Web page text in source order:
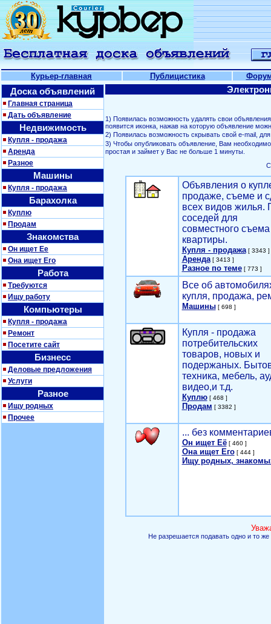
Курьер-главная Публицистика
Доска объявлений
Главная страница
Дать объявление
Недвижимость
Купля - продажа
Аренда
Разное
Машины
Купля - продажа
Барахолка
Куплю
Продам
Знакомства
Он ищет Ее
Она ищет Его
Работа
Требуются
Ищу работу
Компьютеры
Купля - продажа
Ремонт
Посетите сайт
Бизнесс
Деловые предложения
Услуги
Разное
Ищу родных
Прочее
1) Появилась возможность удалять свои
появится иконка, нажав на которую объявление
2) Появилась возможность скрывать свой е-mail,
3) Чтобы опубликовать объявление, Вам
простая и займет у Вас не больше 1 минуты.
Объявления о
продаже, съеме и
всех видов жилья.
соседей для
совместного съема
квартиры.
Купля - продажа[ 3343 ]
Аренда[ 3413 ]
Разное по теме[ 773 ]
Все об
купля, продажа,
Машины[ 698 ]
Купля - продажа
потребительских
товаров, новых и
подержаных.
техника, мебель,
видео,и т.д.
Куплю[ 468 ]
Продам [ 3382 ]
... без
Он ищет Её[ 460 ]
Она ищет Его[ 444 ]
Ищу родных,
Не разрешается подавать одно и то